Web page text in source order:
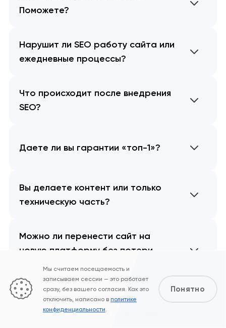
Поможете?
Нарушит ли SEO работу сайта или
ежедневные процессы?
Что происходит после внедрения
SEO?
Даете ли вы гарантии «топ-1»?
Вы делаете контент или только
техническую часть?
Можно ли перенести сайт на
новую платформу без потери
позиций?
Работаете ли вы с мультиязычными
и международными проектами?
Мы считаем посещаемость и
записываем сессии — это работает
сразу, без вашего согласия. Как это
отключить, написано в политике
конфиденциальности.
Понятно